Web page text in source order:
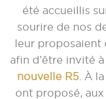
été accueillis
sourire de nos
leur proposaient
afin d’être invité
nouvelle R5 . À
ont proposé,